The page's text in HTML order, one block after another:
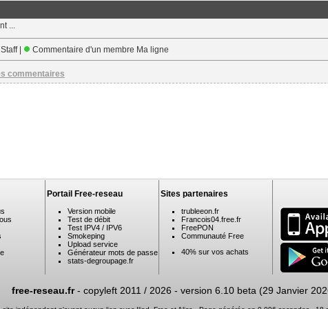
...
| Commentaire d'un membre Ma ligne
commentaires
Portail Free-reseau
Version mobile
Test de débit
Test IPV4 / IPV6
Smokeping
Upload service
Générateur mots de passe
stats-degroupage.fr
Sites partenaires
trubleeon.fr
Francois04.free.fr
FreePON
Communauté Free
40% sur vos achats
free-reseau.fr- copyleft 2011 / 2026 - version 6.10 beta (29 Janvier